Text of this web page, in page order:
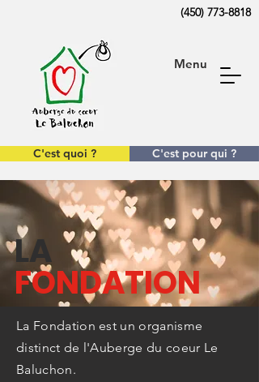
(450) 773-8818
Menu
C'est quoi ? C'est pour qui ?
LA
FONDATION
La Fondation est un organisme
distinct de l'Auberge du coeur Le
Baluchon.